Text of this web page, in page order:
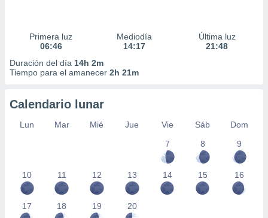
Primera luz
06:46
Mediodía
14:17
Última luz
21:48
Duración del día 14h 2m
Tiempo para el amanecer 2h 21m
Calendario lunar
Lun Mar Mié Jue Vie Sáb
Dom
7
8 9
10 11 12 13 14 15 16
17 18 19 20